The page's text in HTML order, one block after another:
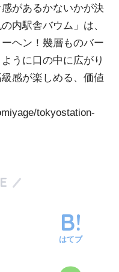
があるかないかが決
内駅舎バウム」は、
ヘン！幾層ものバー
うに口の中に広がり
感が楽しめる、価値
tokyostation-
はてブ